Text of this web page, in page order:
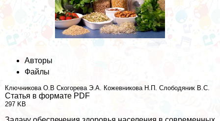
Авторы
Файлы
Ключникова О.В Скогорева Э.А. Кожевникова Н.П. Слободяник В.С.
Статья в формате PDF
297 KB